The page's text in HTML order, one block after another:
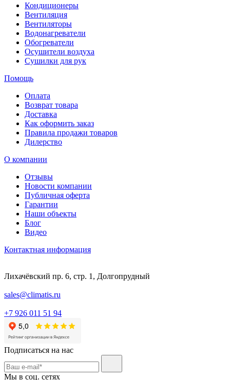
Кондиционеры
Вентиляция
Вентиляторы
Водонагреватели
Обогреватели
Осушители воздуха
Сушилки для рук
Помощь
Оплата
Возврат товара
Доставка
Как оформить заказ
Правила продажи товаров
Дилерство
О компании
Отзывы
Новости компании
Публичная оферта
Гарантии
Наши объекты
Блог
Видео
Контактная информация
Лихачёвский пр. 6, стр. 1, Долгопрудный
sales@climatis.ru
+7 926 011 51 94
Подписаться на нас
Мы в соц. сетях